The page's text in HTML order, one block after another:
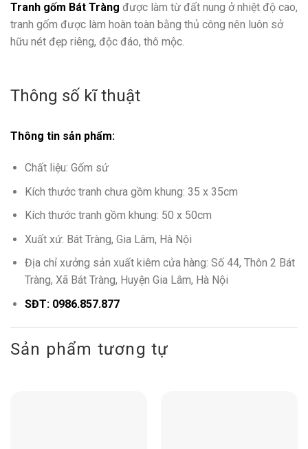
Tranh gốm Bát Tràng được làm từ đất nung ở nhiệt độ cao,
tranh gốm được làm hoàn toàn bằng thủ công nên luôn sở
hữu nét đẹp riêng, độc đáo, thô mộc.
Thông số kĩ thuật
Thông tin sản phẩm:
Chất liệu: Gốm sứ
Kích thước tranh chưa gồm khung: 35 x 35cm
Kích thước tranh gồm khung: 50 x 50cm
Xuất xứ: Bát Tràng, Gia Lâm, Hà Nội
Địa chỉ xưởng sản xuất kiêm cửa hàng: Số 44, Thôn 2 Bát
Tràng, Xã Bát Tràng, Huyện Gia Lâm, Hà Nội
SĐT: 0986.857.877
Sản phẩm tương tự